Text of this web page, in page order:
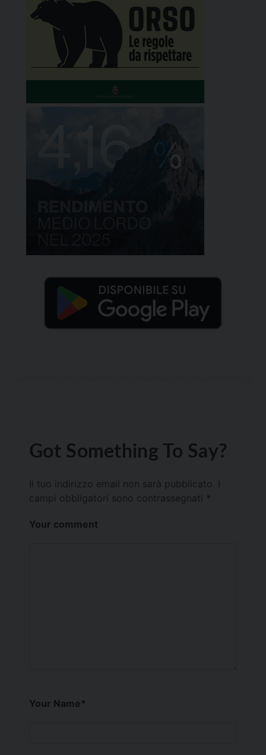
Got Something To Say?
Il tuo indirizzo email non sarà pubblicato.
campi obbligatori sono contrassegnati *
Your comment
Your Name*